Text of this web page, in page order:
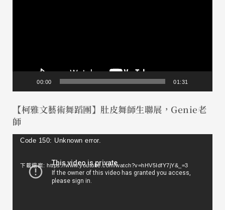
00:00 01:31
【柯雅文藝術舞蹈團】肚皮舞師生聯展，Genie老
師
視Code 150: Unknown error.
下載檔案: https://www.youtube.com/watch?v=hHV5IdfY7jY&_=3